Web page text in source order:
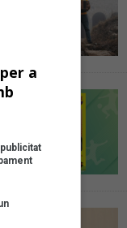
a